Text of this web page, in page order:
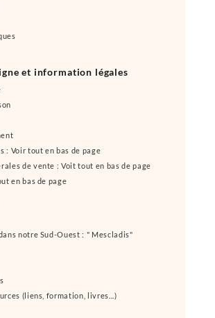
et information légales
: Voir tout en bas de page
de vente : Voit tout en bas de page
en bas de page
notre Sud-Ouest : " Mescladis"
(liens, formation, livres...)